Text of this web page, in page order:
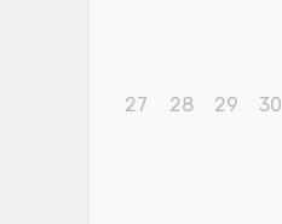
27 28 29 30